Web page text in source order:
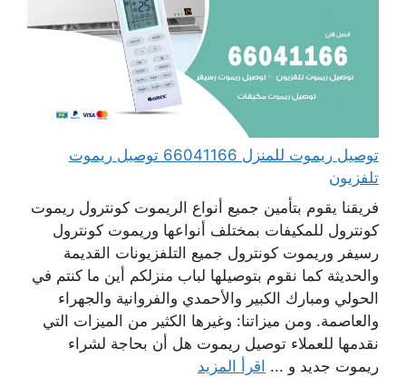
توصيل ريموت للمنزل 66041166 توصيل ريموت
تلفزيون
فريقنا يقوم بتأمين جميع أنواع الريموت كونترول ريموت
كونترول للمكيفات بمختلف أنواعها وريموت كونترول
رسيفر وريموت كونترول جميع التلفزيونات القديمة
والحديثة كما نقوم بتوصيلها لباب منزلكم أين ما كنتم في
الحولي ومبارك الكبير والأحمدي والفروانية والجهراء
والعاصمة. ومن ميزاتنا: وغيرها الكثير من الميزات التي
نقدمها للعملاء توصيل ريموت هل أن بحاجة لشراء
ريموت جديد و ... اقرأ المزيد